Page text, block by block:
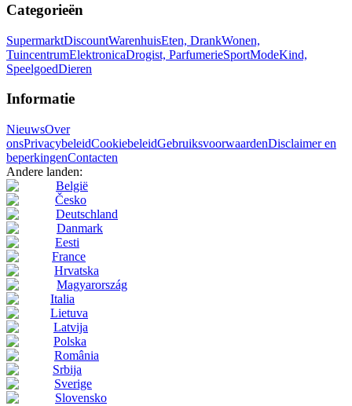
Categorieën
SupermarktDiscountWarenhuisEten, DrankWonen,
TuincentrumElektronicaDrogist, ParfumerieSportModeKind,
SpeelgoedDieren
Informatie
NieuwsOver
onsPrivacybeleidCookiebeleidGebruiksvoorwaardenDisclaimer en
beperkingenContacten
Andere landen:
België
Česko
Deutschland
Danmark
Eesti
France
Hrvatska
Magyarország
Italia
Lietuva
Latvija
Polska
România
Srbija
Sverige
Slovensko